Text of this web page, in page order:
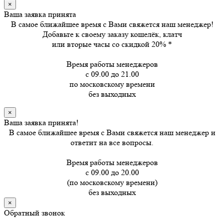
×
Ваша заявка принята
В самое ближайшее время с Вами свяжется наш менеджер!
Добавьте к своему заказу кошелёк, клатч
или вторые часы со скидкой 20% *
Время работы менеджеров
с 09.00 до 21.00
по московскому времени
без выходных
×
Ваша заявка принята!
В самое ближайшее время с Вами свяжется наш менеджер и
ответит на все вопросы.
Время работы менеджеров
с 09.00 до 20.00
(по московскому времени)
без выходных
×
Обратный звонок